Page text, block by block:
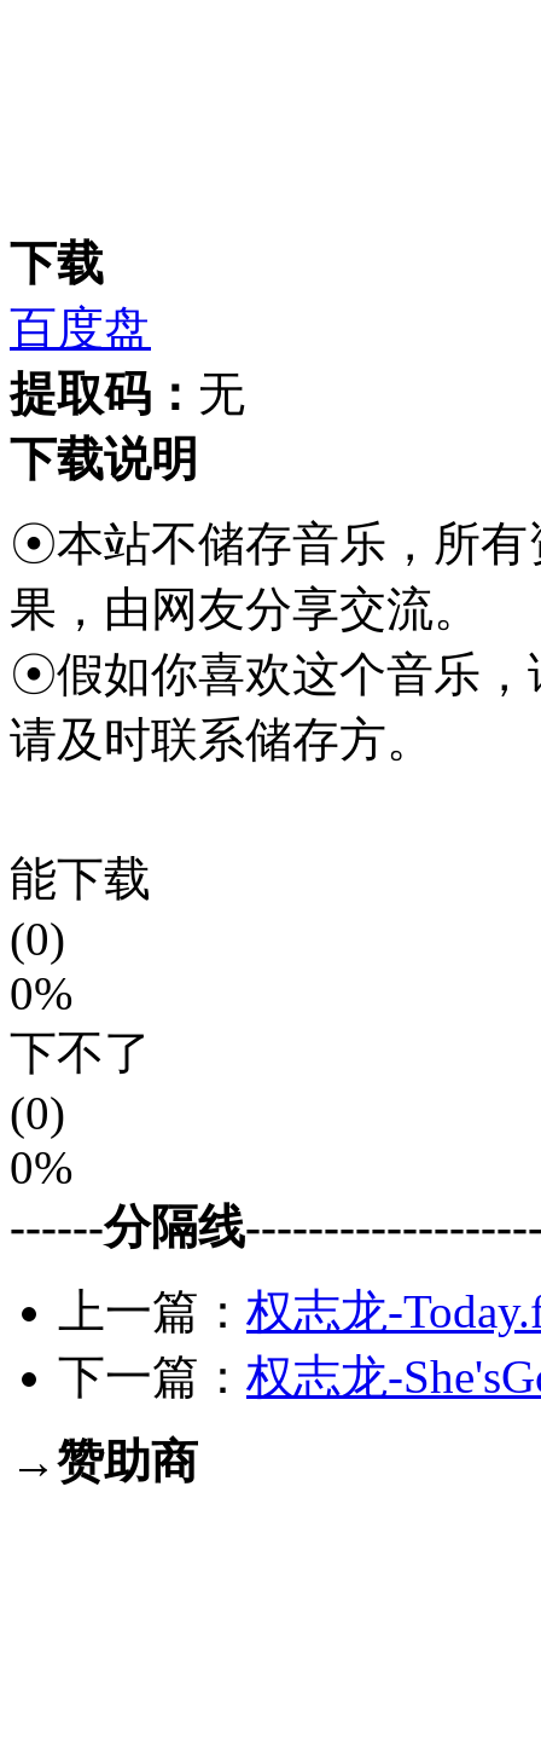
下载
百度盘
提取码： 无
下载说明
☉本站不储存音乐，所有
果，由网友分享交流。
☉假如你喜欢这个音乐，
请及时联系储存方。
能下载
(0)
0%
下不了
(0)
0%
------分隔线
上一篇： 权志龙-
下一篇： 权志龙-
→赞助商